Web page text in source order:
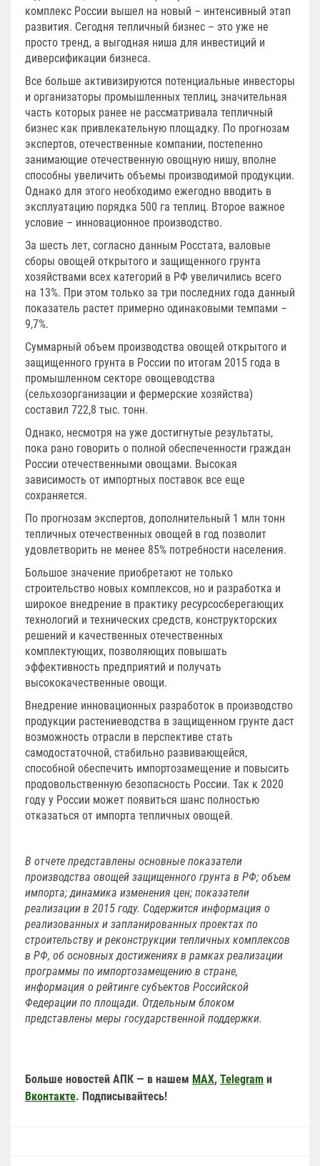
комплекс России вышел на новый – интенсивный этап
развития. Сегодня тепличный бизнес – это уже не
просто тренд, а выгодная ниша для инвестиций и
диверсификации бизнеса.
Все больше активизируются потенциальные инвесторы
и организаторы промышленных теплиц, значительная
часть которых ранее не рассматривала тепличный
бизнес как привлекательную площадку. По прогнозам
экспертов, отечественные компании, постепенно
занимающие отечественную овощную нишу, вполне
способны увеличить объемы производимой продукции.
Однако для этого необходимо ежегодно вводить в
эксплуатацию порядка 500 га теплиц. Второе важное
условие – инновационное производство.
За шесть лет, согласно данным Росстата, валовые
сборы овощей открытого и защищенного грунта
хозяйствами всех категорий в РФ увеличились всего
на 13%. При этом только за три последних года данный
показатель растет примерно одинаковыми темпами –
9,7%.
Суммарный объем производства овощей открытого и
защищенного грунта в России по итогам 2015 года в
промышленном секторе овощеводства
(сельхозорганизации и фермерские хозяйства)
составил 722,8 тыс. тонн.
Однако, несмотря на уже достигнутые результаты,
пока рано говорить о полной обеспеченности граждан
России отечественными овощами. Высокая
зависимость от импортных поставок все еще
сохраняется.
По прогнозам экспертов, дополнительный 1 млн тонн
тепличных отечественных овощей в год позволит
удовлетворить не менее 85% потребности населения.
Большое значение приобретают не только
строительство новых комплексов, но и разработка и
широкое внедрение в практику ресурсосберегающих
технологий и технических средств, конструкторских
решений и качественных отечественных
комплектующих, позволяющих повышать
эффективность предприятий и получать
высококачественные овощи.
Внедрение инновационных разработок в производство
продукции растениеводства в защищенном грунте даст
возможность отрасли в перспективе стать
самодостаточной, стабильно развивающейся,
способной обеспечить импортозамещение и повысить
продовольственную безопасность России. Так к 2020
году у России может появиться шанс полностью
отказаться от импорта тепличных овощей.
В отчете представлены основные показатели
производства овощей защищенного грунта в РФ; объем
импорта; динамика изменения цен; показатели
реализации в 2015 году. Содержится информация о
реализованных и запланированных проектах по
строительству и реконструкции тепличных комплексов
в РФ, об основных достижениях в рамках реализации
программы по импортозамещению в стране,
информация о рейтинге субъектов Российской
Федерации по площади. Отдельным блоком
представлены меры государственной поддержки.
Больше новостей АПК — в нашем MAX, Telegram и
Вконтакте. Подписывайтесь!